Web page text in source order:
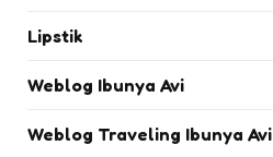
Lipstik
Weblog Ibunya Avi
Weblog Traveling Ibunya Avi